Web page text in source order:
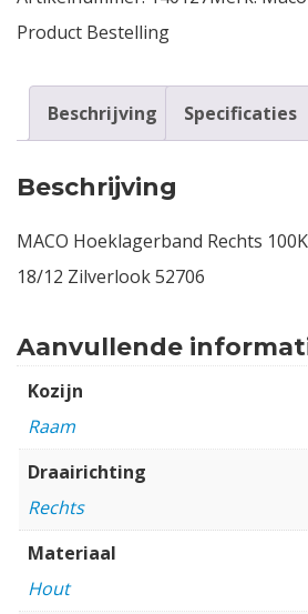
Product Bestelling
Beschrijving Specificaties
Beschrijving
MACO Hoeklagerband Rechts
18/12 Zilverlook 52706
Aanvullende
Kozijn
Raam
Draairichting
Rechts
Materiaal
Hout